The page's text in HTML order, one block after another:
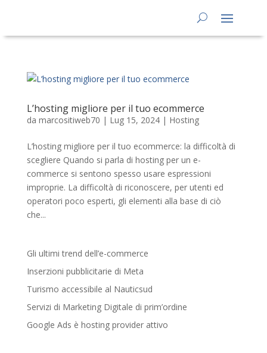
L’hosting migliore per il tuo ecommerce
da marcositiweb70 | Lug 15, 2024| Hosting
L’hosting migliore per il tuo ecommerce: la difficoltà di
scegliere Quando si parla di hosting per un e-
commerce si sentono spesso usare espressioni
improprie. La difficoltà di riconoscere, per utenti ed
operatori poco esperti, gli elementi alla base di ciò
che...
Gli ultimi trend dell’e-commerce
Inserzioni pubblicitarie di Meta
Turismo accessibile al Nauticsud
Servizi di Marketing Digitale di prim’ordine
Google Ads è hosting provider attivo